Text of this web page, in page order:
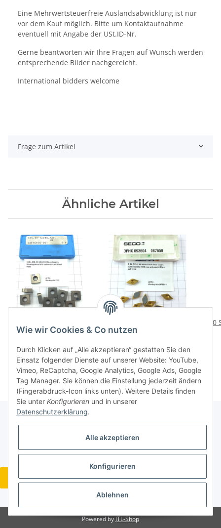
Eine Mehrwertsteuerfreie Auslandsabwicklung ist nur
vor dem Kauf möglich. Bitte um Kontaktaufnahme
eventuell mit Angabe der USt.ID-Nr.
Gerne beantworten wir Ihre Fragen auf Wunsch werden
entsprechende Bilder nachgereicht.
International bidders welcome
Frage zum Artikel
Ähnliche Artikel
Seco Inserts
Inserts . P203
Seco Insert Wendeplatte
WP191-8
Gesetzliche Informationen
Widerrufsbutton
* Alle Preise inkl. gesetzlicher USt., zzgl.Versand
Powered byJTL-Shop
Wie wir Cookies & Co nutzen
Durch Klicken auf „Alle akzeptieren“ gestatten Sie den
Einsatz folgender Dienste auf unserer Website: YouTube,
Vimeo, ReCaptcha, Google Analytics, Google Ads, Google
Tag Manager. Sie können die Einstellung jederzeit ändern
(Fingerabdruck-Icon links unten). Weitere Details finden
Sie unter Konfigurieren und in unserer
Datenschutzerklärung.
Alle akzeptieren
Konfigurieren
Ablehnen